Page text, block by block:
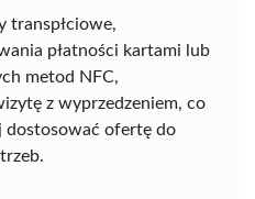
transpłciowe,
płatności kartami lub
metod NFC,
z wyprzedzeniem, co
dostosować ofertę do